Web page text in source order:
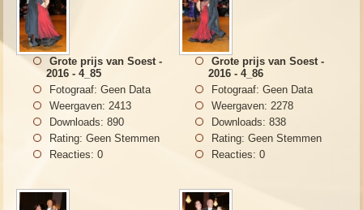
Grote prijs van Soest -
2016 - 4_85
Fotograaf: Geen Data
Weergaven: 2413
Downloads: 890
Rating: Geen Stemmen
Reacties: 0
Grote prijs van Soest -
2016 - 4_86
Fotograaf: Geen Data
Weergaven: 2278
Downloads: 838
Rating: Geen Stemmen
Reacties: 0